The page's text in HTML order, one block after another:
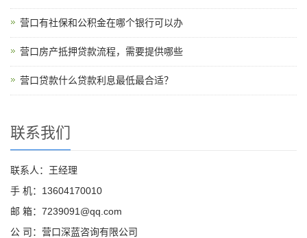
营口有社保和公积金在哪个银行可以办
营口房产抵押贷款流程，需要提供哪些
营口贷款什么贷款利息最低最合适？
联系我们
联系人：王经理
手 机：13604170010
邮 箱：7239091@qq.com
公 司：营口深蓝咨询有限公司